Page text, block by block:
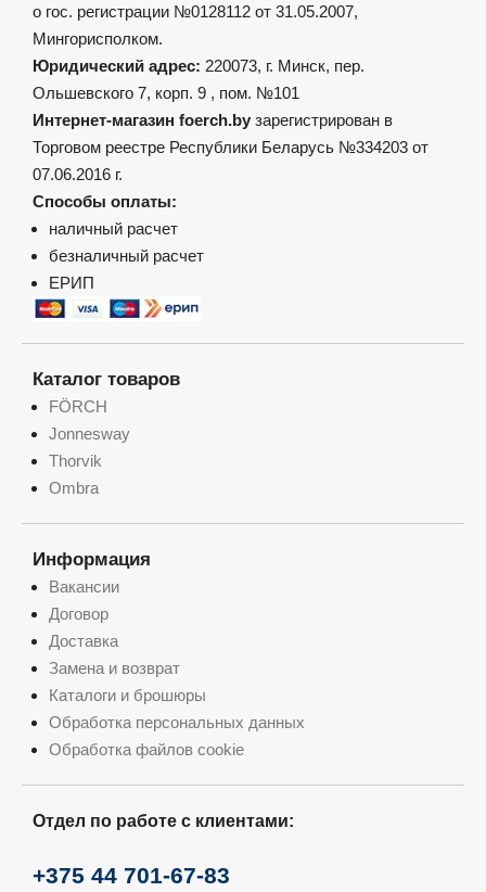
о гос. регистрации №0128112 от 31.05.2007,
Мингорисполком.
Юридический адрес: 220073, г. Минск, пер.
Ольшевского 7, корп. 9 , пом. №101
Интернет-магазин foerch.by зарегистрирован в
Торговом реестре Республики Беларусь №334203 от
07.06.2016 г.
Способы оплаты:
наличный расчет
безналичный расчет
ЕРИП
Каталог товаров
FÖRCH
Jonnesway
Thorvik
Ombra
Информация
Вакансии
Договор
Доставка
Замена и возврат
Каталоги и брошюры
Обработка персональных данных
Обработка файлов cookie
Отдел по работе с клиентами:
+375 44 701-67-83